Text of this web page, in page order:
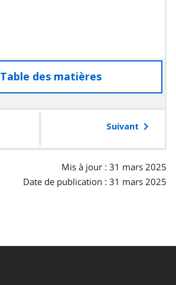
Table des matières
à
table
Suivant
Mis à jour : 31 mars 2025
Date de publication : 31 mars 2025